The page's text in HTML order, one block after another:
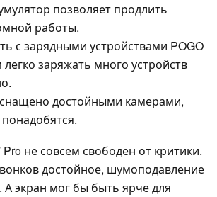
позволяет продлить
работы.
с зарядными устройствами POGO
заряжать много устройств
достойными камерами,
не совсем свободен от критики.
достойное, шумоподавление
А экран мог бы быть ярче для